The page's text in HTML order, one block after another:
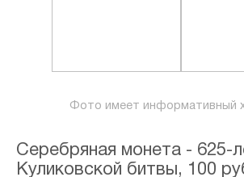
Фото имеет информативный
Серебряная монета - 625-
Куликовской битвы, 100